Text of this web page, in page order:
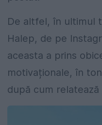
De altfel, în ultimul
Halep, de pe
aceasta a prins
motivaționale, în
după cum relatează